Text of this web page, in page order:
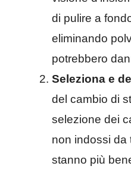
di pulire a
eliminando
potrebbero
Seleziona e
del cambio di
selezione dei
non indossi da
stanno più